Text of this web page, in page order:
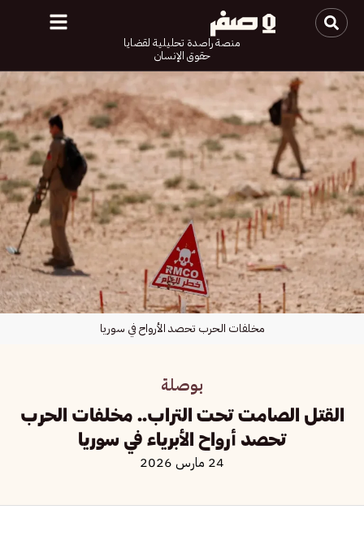
منصة راصدة تحليلية لقضايا
حقوق الإنسان
بوصلة
القتل الصامت تحت التراب.. مخلفات الحرب
تحصد أرواح الأبرياء في سوريا
24 مارس 2026
مخلفات الحرب تحصد الأرواح في سوريا